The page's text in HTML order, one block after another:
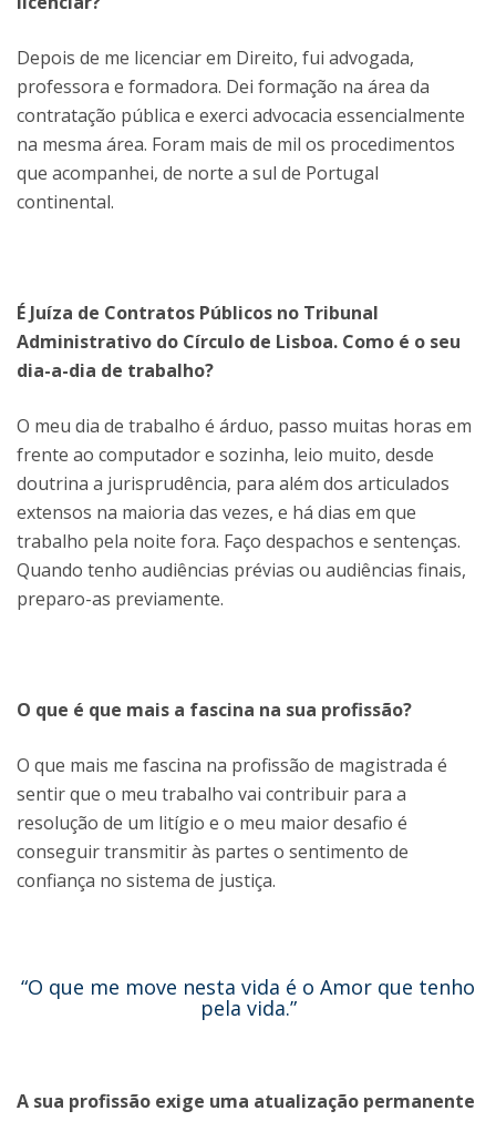
Depois de me licenciar em Direito, fui advogada,
professora e formadora. Dei formação na área da
contratação pública e exerci advocacia essencialmente
na mesma área. Foram mais de mil os procedimentos
que acompanhei, de norte a sul de Portugal
continental.
É Juíza de Contratos Públicos no Tribunal
Administrativo do Círculo de Lisboa. Como é o seu
dia-a-dia de trabalho?
O meu dia de trabalho é árduo, passo muitas horas em
frente ao computador e sozinha, leio muito, desde
doutrina a jurisprudência, para além dos articulados
extensos na maioria das vezes, e há dias em que
trabalho pela noite fora. Faço despachos e sentenças.
Quando tenho audiências prévias ou audiências finais,
preparo-as previamente.
O que é que mais a fascina na sua profissão?
O que mais me fascina na profissão de magistrada é
sentir que o meu trabalho vai contribuir para a
resolução de um litígio e o meu maior desafio é
conseguir transmitir às partes o sentimento de
confiança no sistema de justiça.
“O que me move nesta vida é o Amor que tenho
pela vida.”
A sua profissão exige uma atualização permanente